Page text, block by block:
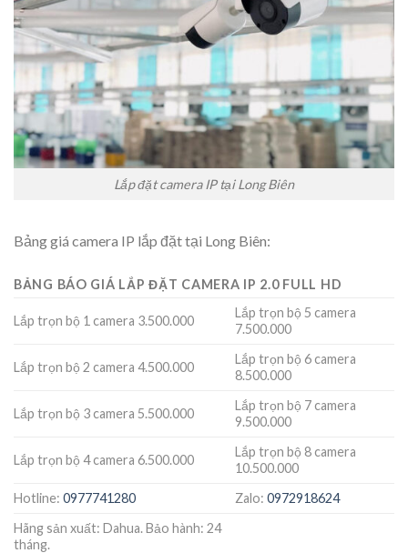
Lắp đặt camera IP tại Long Biên
Bảng giá camera IP lắp đặt tại Long Biên:
BẢNG BÁO GIÁ LẮP ĐẶT CAMERA IP 2.0 FULL HD
Lắp trọn bộ 1 camera 3.500.000
Lắp trọn bộ 5 camera
7.500.000
Lắp trọn bộ 2 camera 4.500.000
Lắp trọn bộ 6 camera
8.500.000
Lắp trọn bộ 3 camera 5.500.000
Lắp trọn bộ 7 camera
9.500.000
Lắp trọn bộ 4 camera 6.500.000
Lắp trọn bộ 8 camera
10.500.000
Hotline: 0977741280 Zalo:0972918624
Hãng sản xuất: Dahua. Bảo hành: 24
tháng.